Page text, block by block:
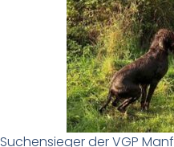
Suchensieger der VGP